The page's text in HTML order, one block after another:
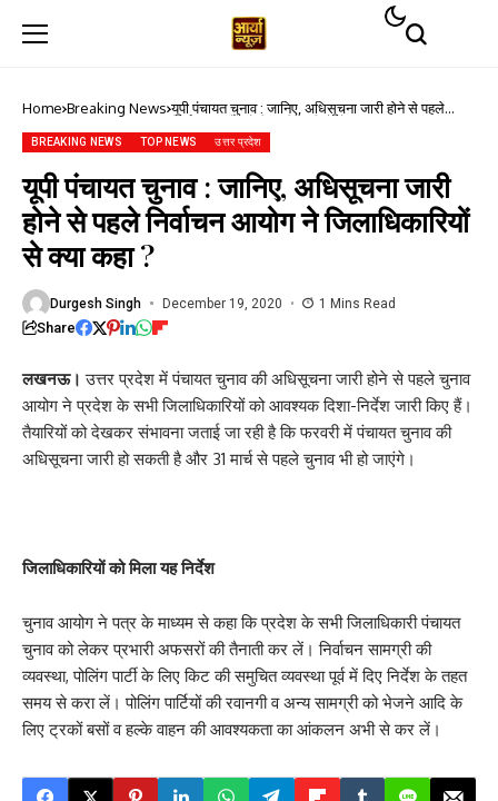
Home Breaking News यूपी पंचायत चुनाव : जानिए, अधिसूचना जारी होने से पहले
BREAKING NEWS TOP NEWS उत्तर प्रदेश
यूपी पंचायत चुनाव : जानिए, अधिसूचना जारी
होने से पहले निर्वाचन आयोग ने जिलाधिकारियों
से क्या कहा ?
Durgesh Singh December 19, 2020 1 Mins Read
Share
लखनऊ। उत्तर प्रदेश में पंचायत चुनाव की अधिसूचना जारी होने से पहले चुनाव
आयोग ने प्रदेश के सभी जिलाधिकारियों को आवश्यक दिशा-निर्देश जारी किए हैं।
तैयारियों को देखकर संभावना जताई जा रही है कि फरवरी में पंचायत चुनाव की
अधिसूचना जारी हो सकती है और 31 मार्च से पहले चुनाव भी हो जाएंगे।
जिलाधिकारियों को मिला यह निर्देश
चुनाव आयोग ने पत्र के माध्यम से कहा कि प्रदेश के सभी जिलाधिकारी पंचायत
चुनाव को लेकर प्रभारी अफसरों की तैनाती कर लें। निर्वाचन सामग्री की
व्यवस्था, पोलिंग पार्टी के लिए किट की समुचित व्यवस्था पूर्व में दिए निर्देश के तहत
समय से करा लें। पोलिंग पार्टियों की रवानगी व अन्य सामग्री को भेजने आदि के
लिए ट्रकों बसों व हल्के वाहन की आवश्यकता का आंकलन अभी से कर लें।